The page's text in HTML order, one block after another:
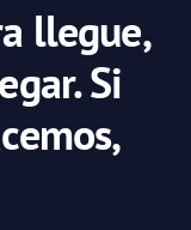
llegue,
Si